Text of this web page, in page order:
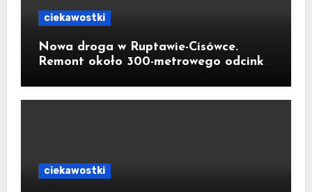
ciekawostki
Nowa droga w Ruptawie-Cisówce.
Remont około 300-metrowego odcinka
złotych
ciekawostki